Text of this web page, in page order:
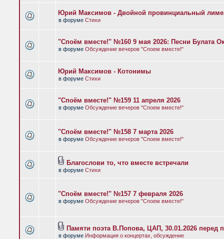
Юрий Максимов - Двойной провинциальный
в форуме Стихи
"Споём вместе!" №160 9 мая 2026: Песни Булата
в форуме Обсуждение вечеров "Споем вместе!"
Юрий Максимов - Котонимы
в форуме Стихи
"Споём вместе!" №159 11 апреля 2026
в форуме Обсуждение вечеров "Споем вместе!"
"Споём вместе!" №158 7 марта 2026
в форуме Обсуждение вечеров "Споем вместе!"
Благослови то, что вместе встречали
в форуме Стихи
"Споём вместе!" №157 7 февраля 2026
в форуме Обсуждение вечеров "Споем вместе!"
Памяти поэта В.Попова, ЦАП, 30.01.2026 перед
в форуме Информация о концертах, обсуждение